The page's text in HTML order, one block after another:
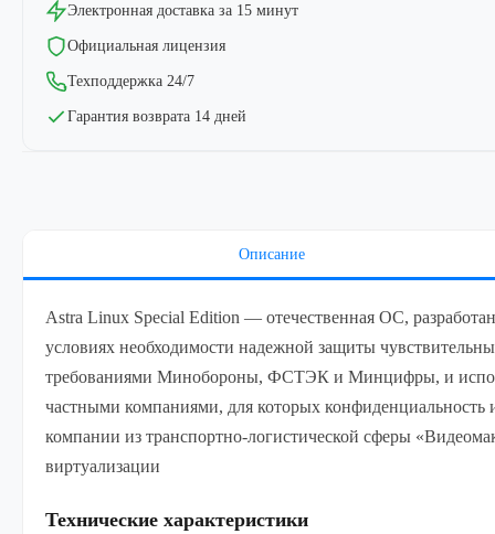
Электронная доставка за 15 минут
Официальная лицензия
Техподдержка 24/7
Гарантия возврата 14 дней
Описание
Astra Linux Special Edition — отечественная ОС,
условиях необходимости надежной защиты
требованиями Минобороны, ФСТЭК и Минцифры, и
частными компаниями, для которых
компании из транспортно-логистической сферы
виртуализации
Технические характеристики